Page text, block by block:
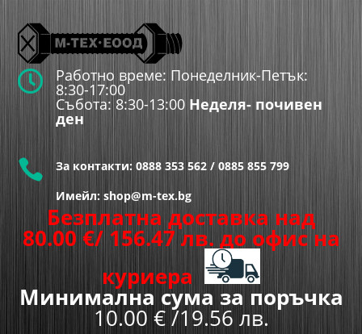
 Работно време: Понеделник-Петък:
8:30-17:00
Събота: 8:30-13:00 Неделя- почивен
ден
 За контакти: 0888 353 562 / 0885 855 799
Имейл: shop@m-tex.bg
Безплатна доставка над
80.00 €/ 156.47 лв. до офис на
куриера
Минимална сума за поръчка
10.00 € /19.56 лв.